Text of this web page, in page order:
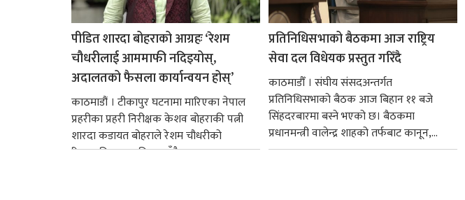
पीडित शारदा बोहराको आग्रहः ‘रेशम
चौधरीलाई आममाफी नदिइयोस्,
अदालतको फैसला कार्यान्वयन होस्’
काठमाडौं । टीकापुर घटनामा मारिएका नेपाल
प्रहरीका प्रहरी निरीक्षक केशव बोहराकी पत्नी
शारदा कडायत बोहराले रेशम चौधरीको
रिहाइप्रति असहमति जनाउँदै...
प्रतिनिधिसभाको बैठकमा आज राष्ट्रिय
सेवा दल विधेयक प्रस्तुत गरिँदै
काठमाडौँ । संघीय संसदअन्तर्गत
प्रतिनिधिसभाको बैठक आज बिहान ११ बजे
सिंहदरबारमा बस्ने भएको छ। बैठकमा
प्रधानमन्त्री वालेन्द्र शाहको तर्फबाट कानून,...